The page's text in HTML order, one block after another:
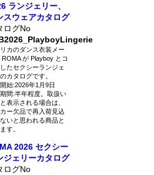
ランジェリー、
スウェアカタログ
ログNo
カのダンス衣装メー
ROMA が Playboy とコ
たセクシーランジェ
カタログです。
始:2026年1月9日
間:半年程度。取扱い
表示される場合は、
カー欠品で再入荷見込
いと思われる商品と
す。
2026 セクシー
ジェリーカタログ
ログNo